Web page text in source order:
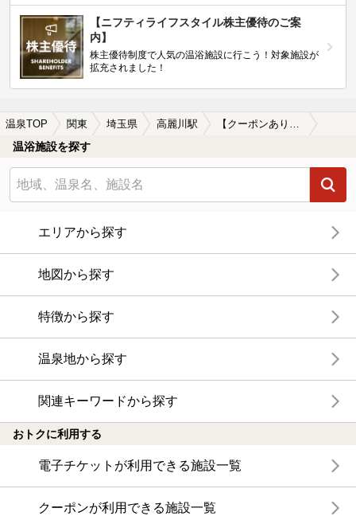
【ニフティライフスタイル株主優待のご案
内】
株主優待制度で人気の温浴施設に行こう！対象施設が
拡充されました！
温泉TOP 関東 埼玉県 高麗川駅 【クーポンあり】切り傷に効能がある高麗川駅近くの温泉、日帰り温泉、スーパー銭湯おすすめ
温浴施設を探す
エリアから探す
地図から探す
特徴から探す
温泉地から探す
関連キーワードから探す
おトクに利用する
電子チケットが利用できる施設一覧
クーポンが利用できる施設一覧